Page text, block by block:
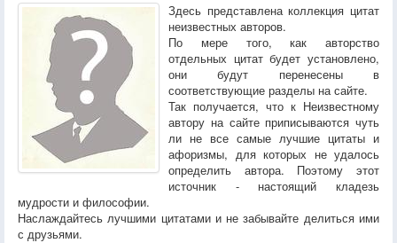
Здесь представлена коллекция цитат
неизвестных авторов.
По мере того, как авторство
отдельных цитат будет установлено,
они будут перенесены в
соответствующие разделы на сайте.
Так получается, что к Неизвестному
автору на сайте приписываются чуть
ли не все самые лучшие цитаты и
афоризмы, для которых не удалось
определить автора. Поэтому этот
источник - настоящий кладезь
мудрости и философии.
Наслаждайтесь лучшими цитатами и не забывайте делиться ими
с друзьями.